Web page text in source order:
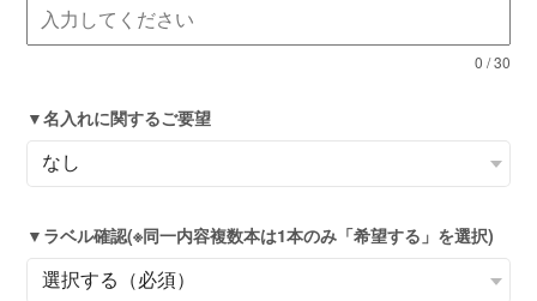
0 /30
▼名入れに関するご要望
▼ラベル確認(※同一内容複数本は1本のみ「希望する」を選択)